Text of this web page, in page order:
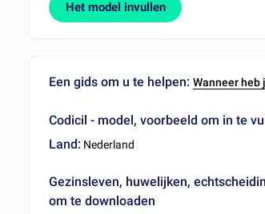
Het model invullen
Een gids om u te helpen:Wanneer heb
Codicil - model, voorbeeld om in te
Land: Nederland
Gezinsleven, huwelijken,
om te downloaden